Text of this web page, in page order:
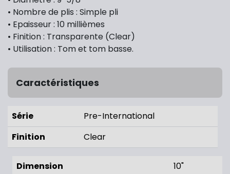
• Nombre de plis : Simple pli
• Epaisseur : 10 millièmes
• Finition : Transparente (Clear)
• Utilisation : Tom et tom basse.
Caractéristiques
Série
Pre-International
Finition
Clear
Dimension 10"